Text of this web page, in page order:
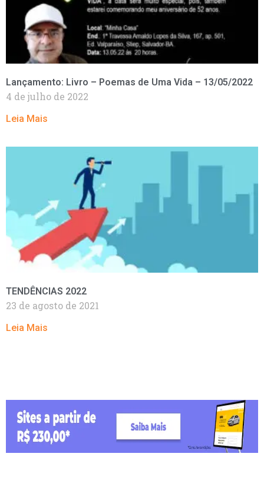
Lançamento: Livro – Poemas de Uma Vida – 13/05/2022
4 de julho de 2022
Leia Mais
TENDÊNCIAS 2022
23 de agosto de 2021
Leia Mais